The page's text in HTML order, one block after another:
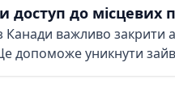
доступ до місцевих
важливо закрити
допоможе уникнути